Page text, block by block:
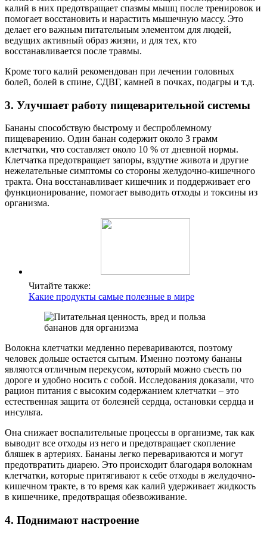
калий в них предотвращает спазмы мышц после тренировок и
помогает восстановить и нарастить мышечную массу. Это
делает его важным питательным элементом для людей,
ведущих активный образ жизни, и для тех, кто
восстанавливается после травмы.
Кроме того калий рекомендован при лечении головных
болей, болей в спине, СДВГ, камней в почках, подагры и т.д.
3. Улучшает работу пищеварительной системы
Бананы способствую быстрому и беспроблемному
пищеварению. Один банан содержит около 3 грамм
клетчатки, что составляет около 10 % от дневной нормы.
Клетчатка предотвращает запоры, вздутие живота и другие
нежелательные симптомы со стороны желудочно-кишечного
тракта. Она восстанавливает кишечник и поддерживает его
функционирование, помогает выводить отходы и токсины из
организма.
Читайте также:
Какие продукты самые полезные в мире
Волокна клетчатки медленно перевариваются, поэтому
человек дольше остается сытым. Именно поэтому бананы
являются отличным перекусом, который можно съесть по
дороге и удобно носить с собой. Исследования доказали, что
рацион питания с высоким содержанием клетчатки – это
естественная защита от болезней сердца, остановки сердца и
инсульта.
Она снижает воспалительные процессы в организме, так как
выводит все отходы из него и предотвращает скопление
бляшек в артериях. Бананы легко перевариваются и могут
предотвратить диарею. Это происходит благодаря волокнам
клетчатки, которые притягивают к себе отходы в желудочно-
кишечном тракте, в то время как калий удерживает жидкость
в кишечнике, предотвращая обезвоживание.
4. Поднимают настроение